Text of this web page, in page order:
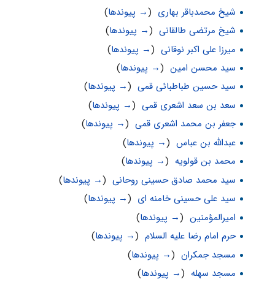
شیخ محمدباقر بهاری (→ پیوندها)
شیخ مرتضی طالقانی‏
(→ پیوندها)
میرزا علی اکبر نوقانی‏
(→ پیوندها)
سید محسن امین‏
(→ پیوندها)
سید حسین طباطبائی قمی‏
(→ پیوندها)
سعد بن سعد اشعری قمی‏
(→ پیوندها)
جعفر بن محمد اشعری قمی‏
(→ پیوندها)
عبدالله بن عباس‏
(→ پیوندها)
محمد بن قولویه‏
(→ پیوندها)
سید محمد صادق حسینی روحانی‏
(→ پیوندها)
سید علی حسینی خامنه ای (→ پیوندها)
امیرالمؤمنین‏
(→ پیوندها)
حرم امام رضا علیه السلام‏
(→ پیوندها)
مسجد جمکران‏
(→ پیوندها)
مسجد سهله‏
(→ پیوندها)